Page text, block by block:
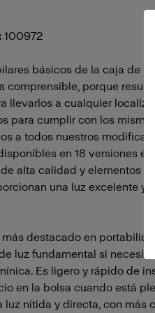
100972
básicos de la caja de
comprensible, porque
llevarlos a cualquier
para cumplir con los mismos
a todos nuestros
en 18 versiones
alta calidad y elementos
una luz excelente y
destacado en
luz fundamental si
Es ligero y rápido de
en la bolsa cuando está
luz nítida y directa, con más